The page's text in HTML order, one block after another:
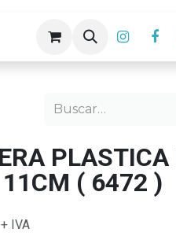
PLASTICA
( 6472 )
+ IVA